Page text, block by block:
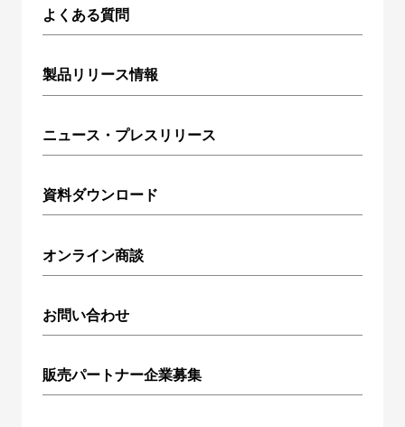
よくある質問
製品リリース情報
ニュース・プレスリリース
資料ダウンロード
オンライン商談
お問い合わせ
販売パートナー企業募集